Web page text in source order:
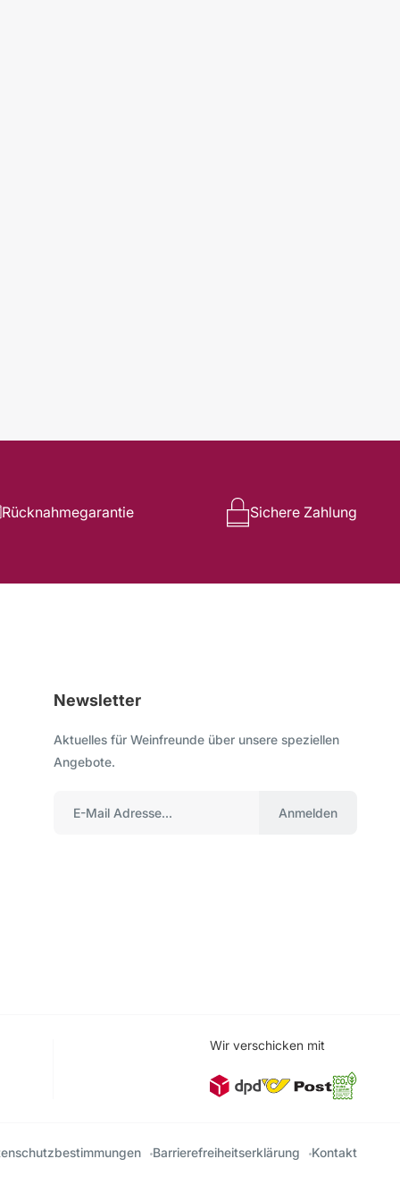
Rücknahmegarantie Sichere Zahlung
Newsletter
Aktuelles für Weinfreunde über unsere speziellen
Angebote.
Anmelden
Wir verschicken mit
Barrierefreiheitserklärung Kontakt